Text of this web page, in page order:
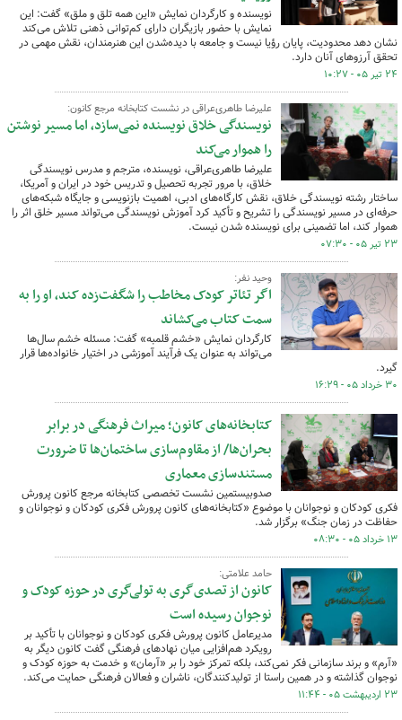
نویسنده و کارگردان نمایش «این همه تلق و ملق» گفت: این
نمایش با حضور بازیگران دارای کم‌توانی ذهنی تلاش می‌کند
نشان دهد محدودیت، پایان رؤیا نیست و جامعه با دیده‌شدن این هنرمندان، نقش مهمی در
تحقق آرزوهای آنان دارد.
۲۴ تیر ۰۵ - ۱۰:۲۷
علیرضا طاهری‌عراقی در نشست کتابخانه مرجع کانون:
نویسندگی خلاق نویسنده نمی‌سازد، اما مسیر نوشتن
را هموار می‌کند
علیرضا طاهری‌عراقی، نویسنده، مترجم و مدرس نویسندگی
خلاق، با مرور تجربه تحصیل و تدریس خود در ایران و آمریکا،
ساختار رشته نویسندگی خلاق، نقش کارگاه‌های ادبی، اهمیت بازنویسی و جایگاه شبکه‌های
حرفه‌ای در مسیر نویسندگی را تشریح و تأکید کرد آموزش نویسندگی می‌تواند مسیر خلق اثر را
هموار کند، اما تضمینی برای نویسنده شدن نیست.
۲۳ تیر ۰۵ - ۰۷:۳۰
وحید نفر:
اگر تئاتر کودک مخاطب را شگفت‌زده کند، او را به
سمت کتاب می‌کشاند
کارگردان نمایش «خشم قلمبه» گفت: مسئله خشم سال‌ها
می‌تواند به عنوان یک فرآیند آموزشی در اختیار خانواده‌ها قرار
گیرد.
۳۰ خرداد ۰۵ - ۱۶:۲۹
کتابخانه‌های کانون؛ میراث فرهنگی در برابر
بحران‌ها/ از مقاوم‌سازی ساختمان‌ها تا ضرورت
مستندسازی معماری
صدوبیستمین نشست تخصصی کتابخانه مرجع کانون پرورش
فکری کودکان و نوجوانان با موضوع «کتابخانه‌های کانون پرورش فکری کودکان و نوجوانان و
حفاظت در زمان جنگ» برگزار شد.
۱۳ خرداد ۰۵ - ۰۸:۳۰
حامد علامتی:
کانون از تصدی‌گری به تولی‌گری در حوزه کودک و
نوجوان رسیده است
مدیرعامل کانون پرورش فکری کودکان و نوجوانان با تأکید بر
رویکرد هم‌افزایی میان نهادهای فرهنگی گفت کانون دیگر به
«آرم» و برند سازمانی فکر نمی‌کند، بلکه تمرکز خود را بر «آرمان» و خدمت به حوزه کودک و
نوجوان گذاشته و در همین راستا از تولیدکنندگان، ناشران و فعالان فرهنگی حمایت می‌کند.
۲۳ اردیبهشت ۰۵ - ۱۱:۴۴